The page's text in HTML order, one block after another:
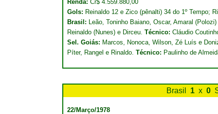
Renda: Cr$ 4.559.880,00
Gols: Reinaldo 12 e Zico (pênalti) 34 do 1º Tempo;
Brasil: Leão, Toninho Baiano, Oscar, Amaral
Reinaldo (Nunes) e Dirceu. Técnico: Cláudio
Sel. Goiás: Marcos, Nonoca, Wilson, Zé Luís e
Píter, Rangel e Rinaldo. Técnico: Paulinho de
Brasil 1 x 0
22/Março/1978